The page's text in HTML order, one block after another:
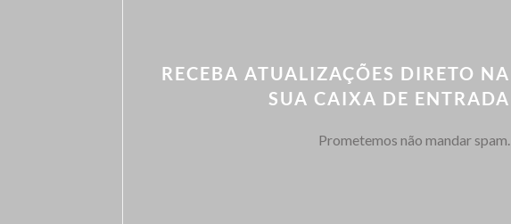
RECEBA ATUALIZAÇÕES DIRETO NA
SUA CAIXA DE ENTRADA
Prometemos não mandar spam.